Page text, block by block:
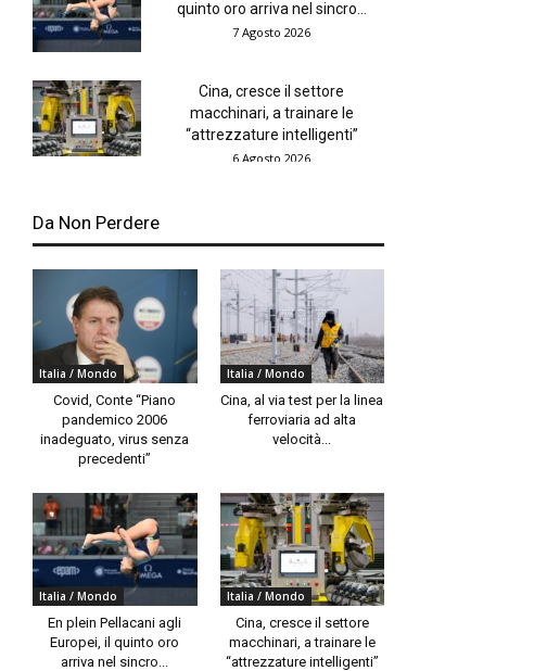
quinto oro arriva nel sincro...
7 Agosto 2026
Cina, cresce il settore
macchinari, a trainare le
“attrezzature intelligenti”
6 Agosto 2026
Da Non Perdere
Italia / Mondo
Covid, Conte “Piano
pandemico 2006
inadeguato, virus senza
precedenti”
Italia / Mondo
Cina, al via test per la linea
ferroviaria ad alta
velocità...
Italia / Mondo
En plein Pellacani agli
Europei, il quinto oro
arriva nel sincro...
Italia / Mondo
Cina, cresce il settore
macchinari, a trainare le
“attrezzature intelligenti”